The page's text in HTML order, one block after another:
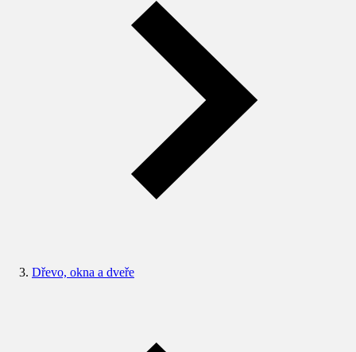
Dřevo, okna a dveře